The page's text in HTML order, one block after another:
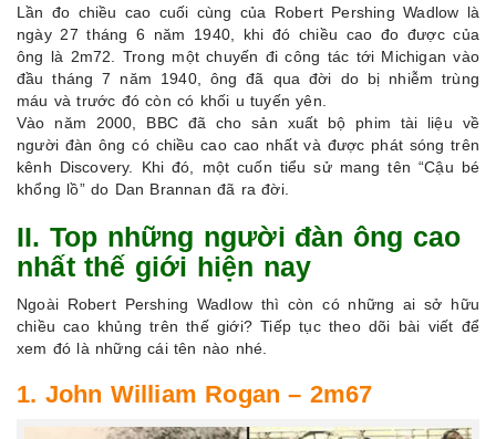
Lần đo chiều cao cuối cùng của Robert Pershing Wadlow là
ngày 27 tháng 6 năm 1940, khi đó chiều cao đo được của
ông là 2m72. Trong một chuyến đi công tác tới Michigan vào
đầu tháng 7 năm 1940, ông đã qua đời do bị nhiễm trùng
máu và trước đó còn có khối u tuyến yên.
Vào năm 2000, BBC đã cho sản xuất bộ phim tài liệu về
người đàn ông có chiều cao cao nhất và được phát sóng trên
kênh Discovery. Khi đó, một cuốn tiểu sử mang tên “Cậu bé
khổng lồ” do Dan Brannan đã ra đời.
II. Top những người đàn ông cao
nhất thế giới hiện nay
Ngoài Robert Pershing Wadlow thì còn có những ai sở hữu
chiều cao khủng trên thế giới? Tiếp tục theo dõi bài viết để
xem đó là những cái tên nào nhé.
1. John William Rogan – 2m67